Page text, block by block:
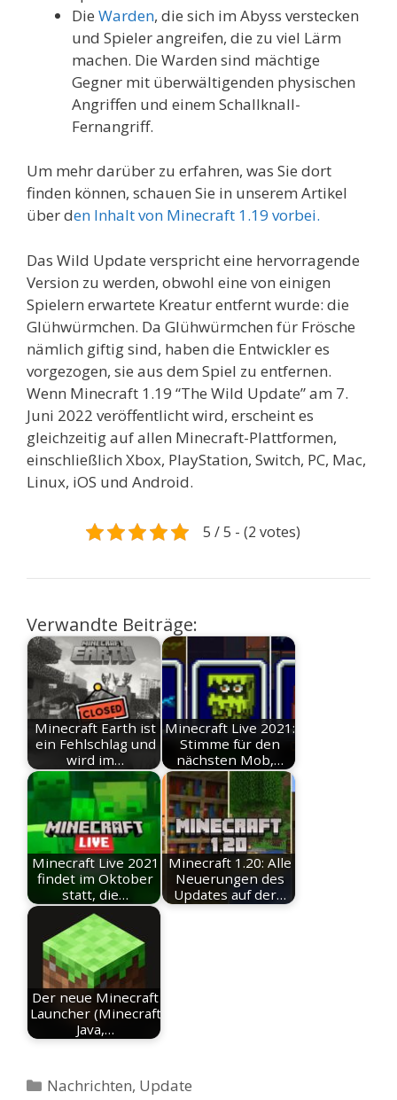
Die Warden, die sich im Abyss verstecken
und Spieler angreifen, die zu viel Lärm
machen. Die Warden sind mächtige
Gegner mit überwältigenden physischen
Angriffen und einem Schallknall-
Fernangriff.
Um mehr darüber zu erfahren, was Sie dort
finden können, schauen Sie in unserem Artikel
über den Inhalt von Minecraft 1.19 vorbei.
Das Wild Update verspricht eine hervorragende
Version zu werden, obwohl eine von einigen
Spielern erwartete Kreatur entfernt wurde: die
Glühwürmchen. Da Glühwürmchen für Frösche
nämlich giftig sind, haben die Entwickler es
vorgezogen, sie aus dem Spiel zu entfernen.
Wenn Minecraft 1.19 “The Wild Update” am 7.
Juni 2022 veröffentlicht wird, erscheint es
gleichzeitig auf allen Minecraft-Plattformen,
einschließlich Xbox, PlayStation, Switch, PC, Mac,
Linux, iOS und Android.
5 / 5 - (2 votes)
Verwandte Beiträge:
Minecraft Earth ist
ein Fehlschlag und
wird im…
Minecraft Live 2021:
Stimme für den
nächsten Mob,…
Minecraft Live 2021
findet im Oktober
statt, die…
Minecraft 1.20: Alle
Neuerungen des
Updates auf der…
Der neue Minecraft
Launcher (Minecraft
Java,…
Kategorien
Nachrichten, Update